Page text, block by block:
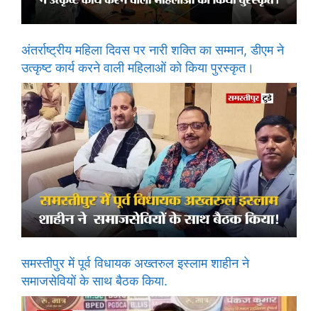
अंतर्राष्ट्रीय महिला दिवस पर नारी शक्ति का सम्मान, डीएम ने
उत्कृष्ट कार्य करने वाली महिलाओं को किया पुरस्कृत।
समस्तीपुर में पूर्व विधायक अख्तरुल इस्लाम शाहीन ने
समाजसेवियों के साथ बैठक किया.